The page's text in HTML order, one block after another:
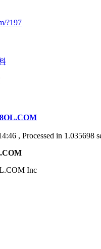
?197
, Processed in 1.035698
Inc